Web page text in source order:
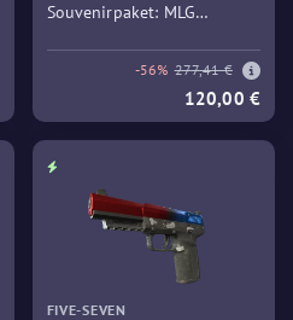
Souvenirpaket: MLG
-56% 277,41 €
120,00 €
FIVE-SEVEN